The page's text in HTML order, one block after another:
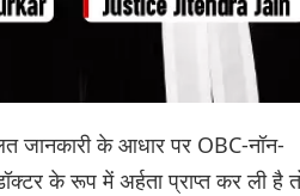
जानकारी के आधार पर OBC-नॉन-
के रूप में अर्हता प्राप्त कर ली है